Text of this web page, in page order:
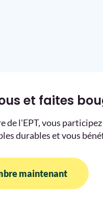
et faites
de l'EPT, vous
durables et vous
maintenant